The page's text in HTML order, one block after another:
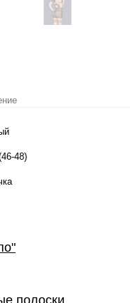
48)
полоски